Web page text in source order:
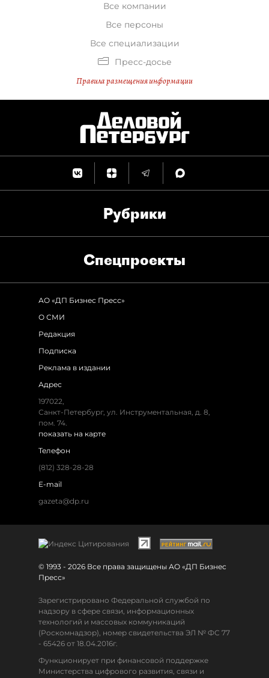
Все компании
Все персоны
Все специализации
Пресс-досье
Правила размещения информации
Рубрики
Спец­проекты
АО «ДП Бизнес Пресс»
О СМИ
Редакция
Подписка
Реклама в издании
Адрес
197022,
Санкт-Петербург, ул. Инструментальная, д. 8,
пом. 74.
показать на карте
Телефон
(812) 328-28-28
E-mail
gazeta@dp.ru
© 1993 - 2026 Все права защищены АО «ДП Бизнес
Пресс»
Зарегистрировано Федеральной службой по
надзору в сфере связи, информационных
технологий и массовых коммуникаций
(Роскомнадзор), номер свидетельства ЭЛ № ФС 77
- 65426 от 18.04.2016г.
Функционирует при финансовой поддержке
Министерства цифрового развития, связи и